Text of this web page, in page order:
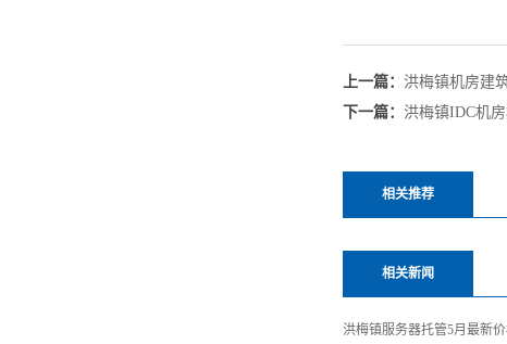
上一篇： 洪梅镇机房建
下一篇： 洪梅镇IDC机
相关推荐
相关新闻
洪梅镇服务器托管5月最新